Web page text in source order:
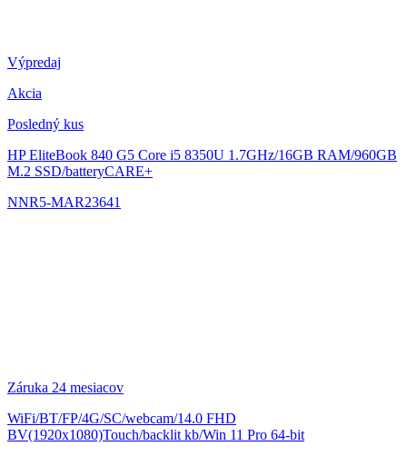
Výpredaj
Akcia
Posledný kus
HP EliteBook 840 G5 Core i5 8350U 1.7GHz/16GB RAM/960GB
M.2 SSD/batteryCARE+
NNR5-MAR23641
Záruka 24 mesiacov
WiFi/BT/FP/4G/SC/webcam/14.0 FHD
BV(1920x1080)Touch/backlit kb/Win 11 Pro 64-bit